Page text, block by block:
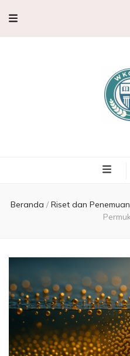
Beranda / Riset dan Penemuan